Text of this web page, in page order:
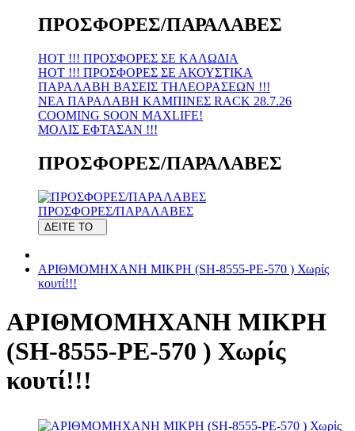
ΠΡΟΣΦΟΡΕΣ/ΠΑΡΑΛΑΒΕΣ
HOT !!! ΠΡΟΣΦΟΡΕΣ ΣΕ KAΛΩΔΙΑ
HOT !!! ΠΡΟΣΦΟΡΕΣ ΣΕ ΑΚΟΥΣΤΙΚΑ
ΠΑΡΑΛΑΒΗ ΒΑΣΕΙΣ ΤΗΛΕΟΡΑΣΕΩΝ !!!
ΝΕΑ ΠΑΡΑΛΑΒΗ KAMΠΙΝΕΣ RACK 28.7.26
COOMING SOON MAXLIFE!
MOΛΙΣ ΕΦΤΑΣΑΝ !!!
ΠΡΟΣΦΟΡΕΣ/ΠΑΡΑΛΑΒΕΣ
ΠΡΟΣΦΟΡΕΣ/ΠΑΡΑΛΑΒΕΣ
ΔΕΙΤΕ ΤΟ
ΑΡΙΘΜΟΜΗΧΑΝΗ ΜΙΚΡΗ (SH-8555-PE-570 ) Χωρίς
κουτί!!!
ΑΡΙΘΜΟΜΗΧΑΝΗ ΜΙΚΡΗ
(SH-8555-PE-570 ) Χωρίς
κουτί!!!